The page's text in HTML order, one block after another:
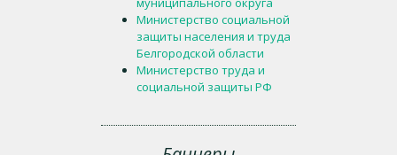
Министерство социальной
защиты населения и труда
Белгородской области
Министерство труда и
социальной защиты РФ